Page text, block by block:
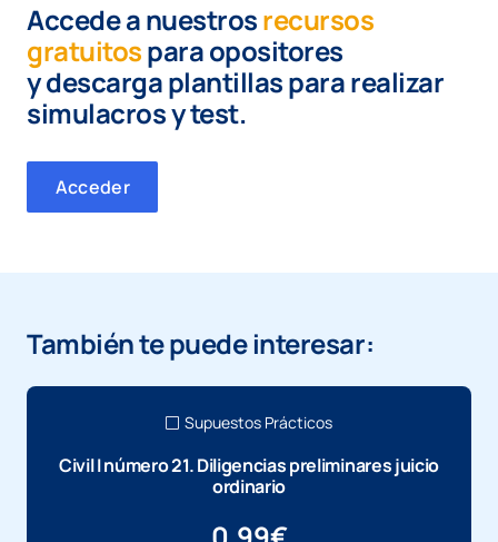
Accede a nuestrosrecursos
gratuitospara opositores
ydescarga plantillas para realizar
simulacros y test.
Acceder
También te puede interesar:
Supuestos Prácticos
Civil I número 21. Diligencias preliminares juicio
ordinario